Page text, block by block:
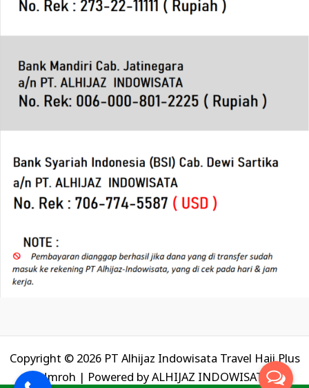
Copyright © 2026 PT Alhijaz Indowisata Travel Haji Plus
Umroh | Powered byALHIJAZ INDOWISATA